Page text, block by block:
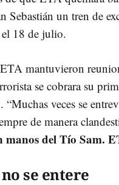
Sebastián un tren de
18 de julio.
mantuvieron
se cobrara su
“Muchas veces se
de manera
manos del Tío Sam.
se entere